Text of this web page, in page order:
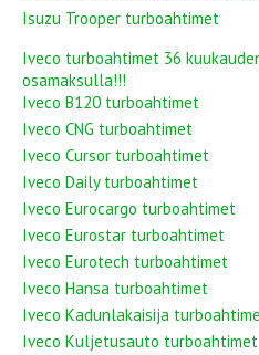
Isuzu Trooper turboahtimet
Iveco turboahtimet 36
osamaksulla!!!
Iveco B120 turboahtimet
Iveco CNG turboahtimet
Iveco Cursor turboahtimet
Iveco Daily turboahtimet
Iveco Eurocargo turboahtimet
Iveco Eurostar turboahtimet
Iveco Eurotech turboahtimet
Iveco Hansa turboahtimet
Iveco Kadunlakaisija
Iveco Kuljetusauto turboahtimet